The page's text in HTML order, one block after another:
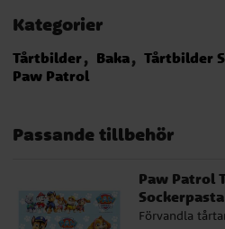
Kategorier
Tårtbilder Baka
Tårtbilder
Paw Patrol
Passande tillbehör
Paw Patrol
Sockerpasta
Förvandla